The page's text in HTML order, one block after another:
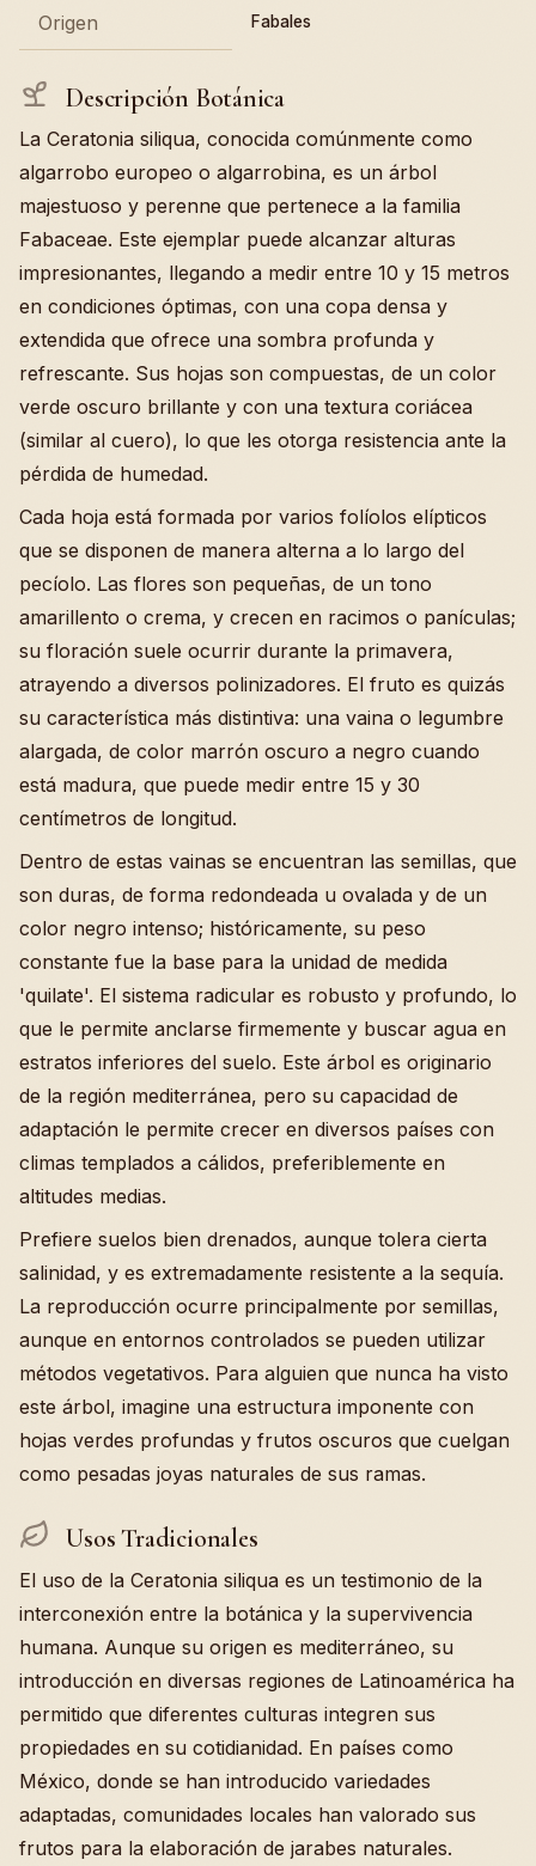
Origen Fabales
Descripción Botánica
La Ceratonia siliqua, conocida comúnmente como
algarrobo europeo o algarrobina, es un árbol
majestuoso y perenne que pertenece a la familia
Fabaceae. Este ejemplar puede alcanzar alturas
impresionantes, llegando a medir entre 10 y 15 metros
en condiciones óptimas, con una copa densa y
extendida que ofrece una sombra profunda y
refrescante. Sus hojas son compuestas, de un color
verde oscuro brillante y con una textura coriácea
(similar al cuero), lo que les otorga resistencia ante la
pérdida de humedad.
Cada hoja está formada por varios folíolos elípticos
que se disponen de manera alterna a lo largo del
pecíolo. Las flores son pequeñas, de un tono
amarillento o crema, y crecen en racimos o panículas;
su floración suele ocurrir durante la primavera,
atrayendo a diversos polinizadores. El fruto es quizás
su característica más distintiva: una vaina o legumbre
alargada, de color marrón oscuro a negro cuando
está madura, que puede medir entre 15 y 30
centímetros de longitud.
Dentro de estas vainas se encuentran las semillas, que
son duras, de forma redondeada u ovalada y de un
color negro intenso; históricamente, su peso
constante fue la base para la unidad de medida
'quilate'. El sistema radicular es robusto y profundo, lo
que le permite anclarse firmemente y buscar agua en
estratos inferiores del suelo. Este árbol es originario
de la región mediterránea, pero su capacidad de
adaptación le permite crecer en diversos países con
climas templados a cálidos, preferiblemente en
altitudes medias.
Prefiere suelos bien drenados, aunque tolera cierta
salinidad, y es extremadamente resistente a la sequía.
La reproducción ocurre principalmente por semillas,
aunque en entornos controlados se pueden utilizar
métodos vegetativos. Para alguien que nunca ha visto
este árbol, imagine una estructura imponente con
hojas verdes profundas y frutos oscuros que cuelgan
como pesadas joyas naturales de sus ramas.
Usos Tradicionales
El uso de la Ceratonia siliqua es un testimonio de la
interconexión entre la botánica y la supervivencia
humana. Aunque su origen es mediterráneo, su
introducción en diversas regiones de Latinoamérica ha
permitido que diferentes culturas integren sus
propiedades en su cotidianidad. En países como
México, donde se han introducido variedades
adaptadas, comunidades locales han valorado sus
frutos para la elaboración de jarabes naturales.